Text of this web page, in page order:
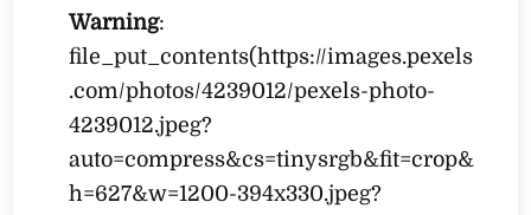
Warning:
file_put_contents(https://images.pexels
.com/photos/4239012/pexels-photo-
4239012.jpeg?
auto=compress&cs=tinysrgb&fit=crop&
h=627&w=1200-394x330.jpeg?